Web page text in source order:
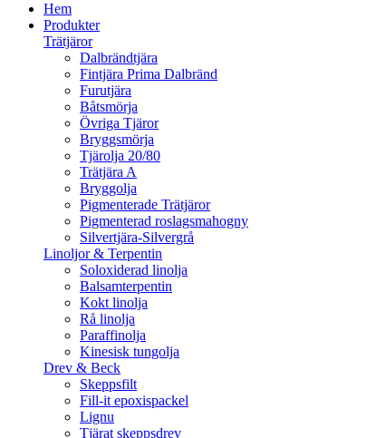
Hem
Produkter
Trätjäror
Dalbrändtjära
Fintjära Prima Dalbränd
Furutjära
Båtsmörja
Övriga Tjäror
Bryggsmörja
Tjärolja 20/80
Trätjära A
Bryggolja
Pigmenterade Trätjäror
Pigmenterad roslagsmahogny
Silvertjära-Silvergrå
Linoljor & Terpentin
Soloxiderad linolja
Balsamterpentin
Kokt linolja
Rå linolja
Paraffinolja
Kinesisk tungolja
Drev & Beck
Skeppsfilt
Fill-it epoxispackel
Lignu
Tjärat skeppsdrev